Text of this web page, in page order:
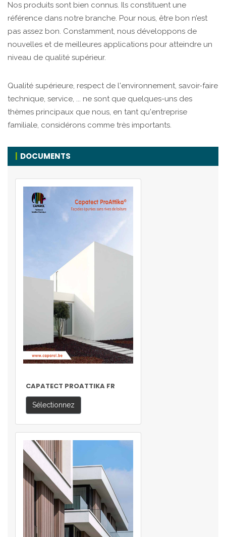
Nos produits sont bien connus. Ils constituent une
référence dans notre branche. Pour nous, être bon n’est
pas assez bon. Constamment, nous développons de
nouvelles et de meilleures applications pour atteindre un
niveau de qualité supérieur.
Qualité supérieure, respect de l'environnement, savoir-faire
technique, service, ... ne sont que quelques-uns des
thèmes principaux que nous, en tant qu'entreprise
familiale, considérons comme très importants.
DOCUMENTS
CAPATECT PROATTIKA FR
Sélectionnez